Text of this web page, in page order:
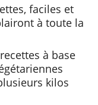
faciles et
à toute la
à base
kilos